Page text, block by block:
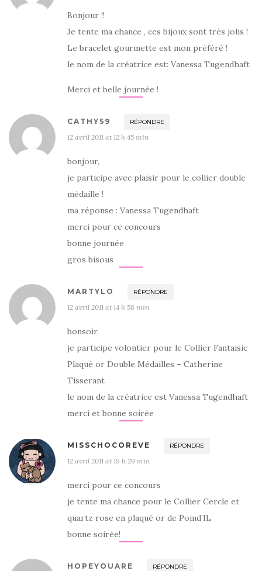
Bonjour !!
Je tente ma chance , ces bijoux sont très jolis !
Le bracelet gourmette est mon préféré !
le nom de la créatrice est: Vanessa Tugendhaft
Merci et belle journée !
CATHY59 RÉPONDRE
12 avril 2011 at 12 h 45 min
bonjour,
je participe avec plaisir pour le collier double
médaille !
ma réponse : Vanessa Tugendhaft
merci pour ce concours
bonne journée
gros bisous
MARTYLO RÉPONDRE
12 avril 2011 at 14 h 58 min
bonsoir
je participe volontier pour le Collier Fantaisie
Plaqué or Double Médailles – Catherine
Tisserant
le nom de la créatrice est Vanessa Tugendhaft
merci et bonne soirée
MISSCHOCOREVE RÉPONDRE
12 avril 2011 at 19 h 29 min
merci pour ce concours
je tente ma chance pour le Collier Cercle et
quartz rose en plaqué or de Poind’IL
bonne soirée!
HOPEYOUARE RÉPONDRE